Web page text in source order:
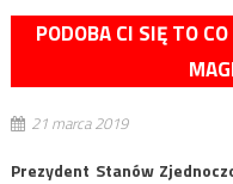
PODOBA CI SIĘ TO
21 marca 2019
Prezydent Stanów